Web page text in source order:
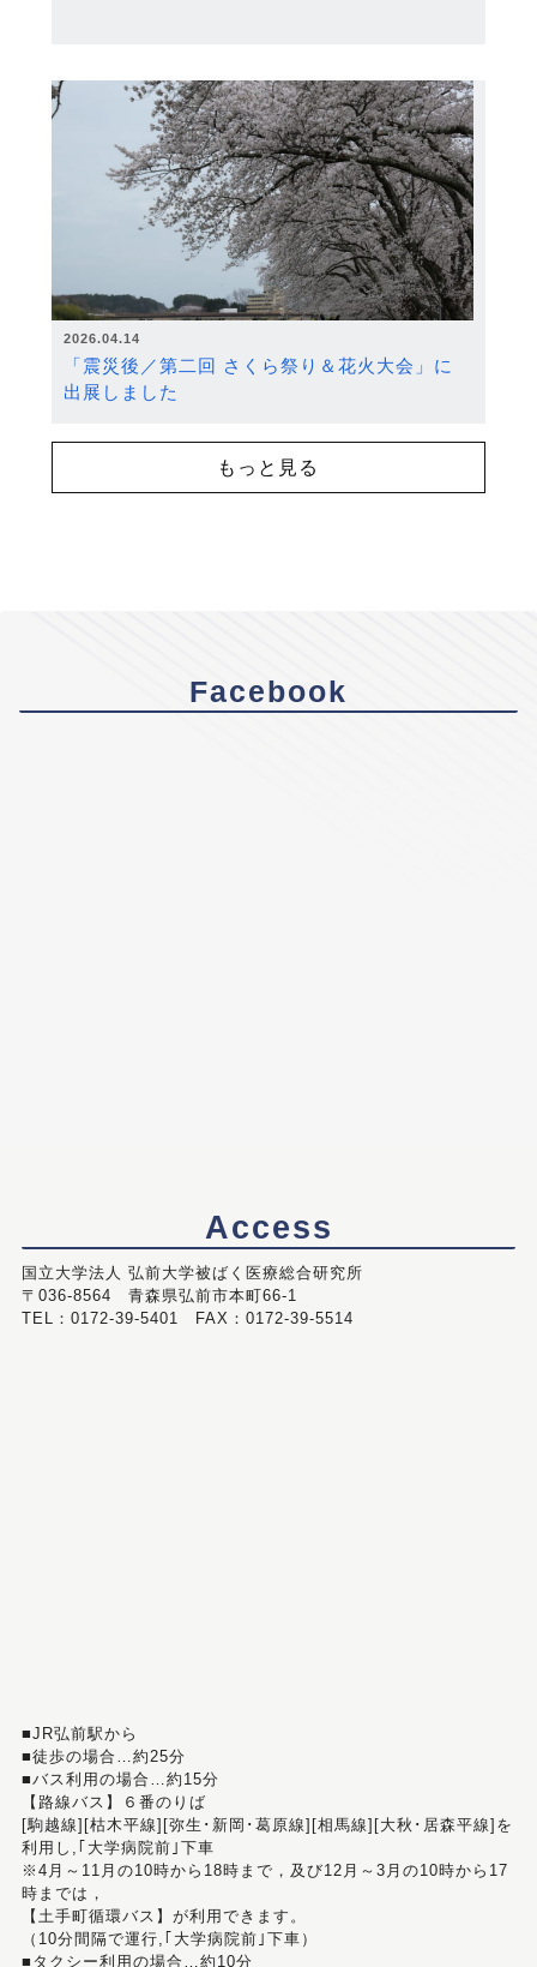
2026.04.14
「震災後／第二回 さくら祭り＆花火大会」に
出展しました
もっと見る
Facebook
Access
国立大学法人 弘前大学被ばく医療総合研究所
〒036-8564 青森県弘前市本町66-1
TEL：0172-39-5401 FAX：0172-39-5514
■JR弘前駅から
■徒歩の場合…約25分
■バス利用の場合…約15分
【路線バス】６番のりば
[駒越線][枯木平線][弥生･新岡･葛原線][相馬線][大秋･居森平線]を
利用し,｢大学病院前｣下車
※4月～11月の10時から18時まで，及び12月～3月の10時から17
時までは，
【土手町循環バス】が利用できます。
（10分間隔で運行,｢大学病院前｣下車）
■タクシー利用の場合…約10分